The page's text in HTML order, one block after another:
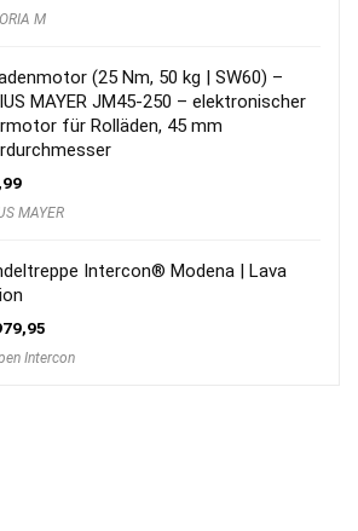
M
(25 Nm, 50 kg | SW60) –
MAYER JM45-250 – elektronischer
für Rolläden, 45 mm
MAYER
Intercon® Modena | Lava
Intercon